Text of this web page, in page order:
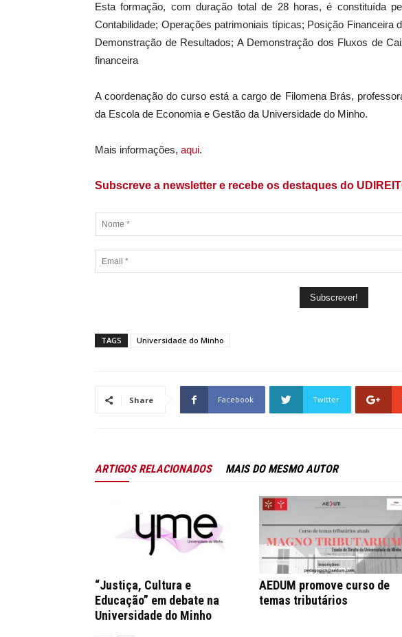
Esta formação, com duração total de 28 horas, é constituída
Contabilidade; Operações patrimoniais típicas; Posição Financeira
Demonstração de Resultados; A Demonstração dos Fluxos de
financeira
A coordenação do curso está a cargo de Filomena Brás,
da Escola de Economia e Gestão da Universidade do Minho.
Mais informações, aqui.
Subscreve a newsletter e recebe os destaques do
TAGS Universidade do Minho
Share Facebook Twitter
ARTIGOS RELACIONADOS MAIS DO MESMO AUTOR
“Justiça, Cultura e
Educação” em debate na
Universidade do Minho
AEDUM promove curso de
temas tributários